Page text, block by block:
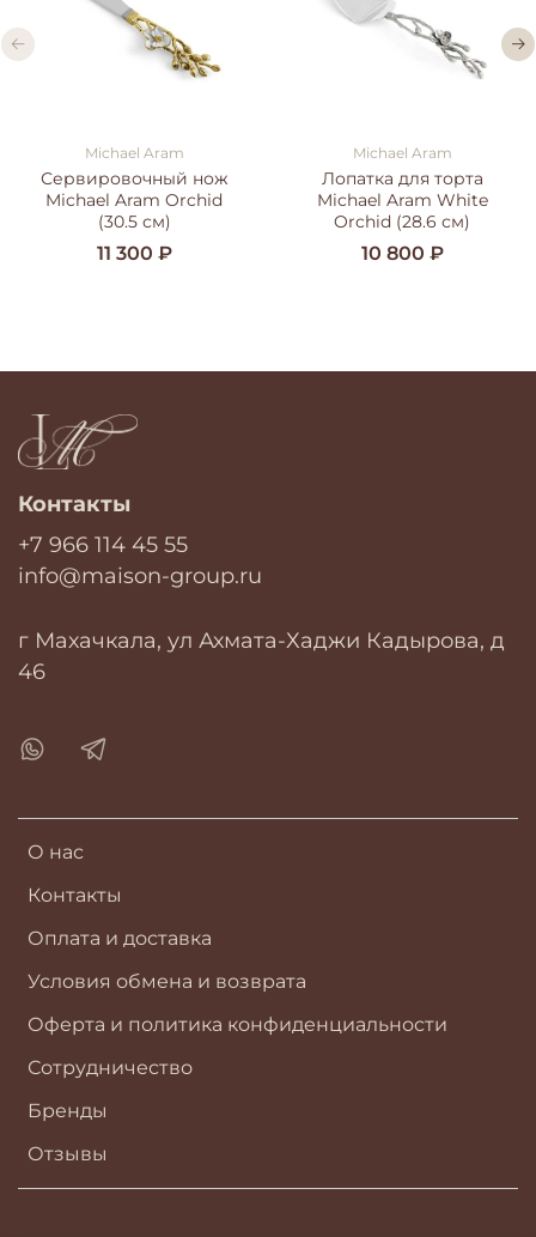
Michael Aram
Сервировочный нож
Michael Aram Orchid
(30.5 см)
11 300 ₽
Michael Aram
Лопатка для торта
Michael Aram White
Orchid (28.6 см)
10 800 ₽
О нас
Контакты
Оплата и доставка
Условия обмена и возврата
Оферта и политика конфиденциальности
Сотрудничество
Бренды
Отзывы
Контакты
+7 966 114 45 55
info@maison-group.ru
г Махачкала, ул Ахмата-Хаджи Кадырова, д
46